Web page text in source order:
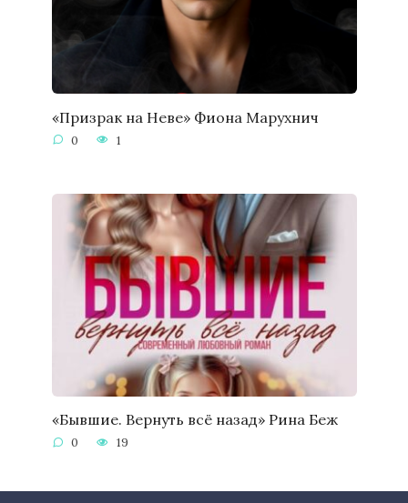
«Призрак на Неве» Фиона Марухнич
0 1
«Бывшие. Вернуть всё назад» Рина Беж
0 19